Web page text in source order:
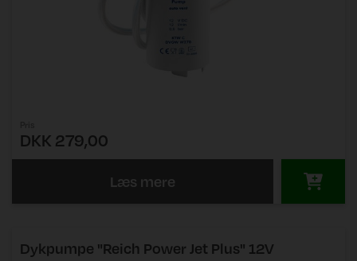
DKK 279,00
Læs mere
Dykpumpe "Reich Power Jet Plus" 12V